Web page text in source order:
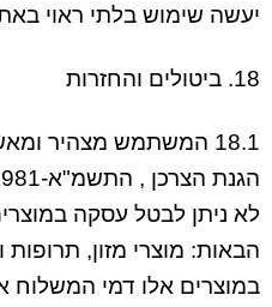
יעשה שימוש בלתי ראוי
18. ביטולים והחזרות
18.1 המשתמש מצהיר
לא ניתן לבטל עסקה
הבאות: מוצרי מזון, תרופות
במוצרים אלו דמי המשלוח